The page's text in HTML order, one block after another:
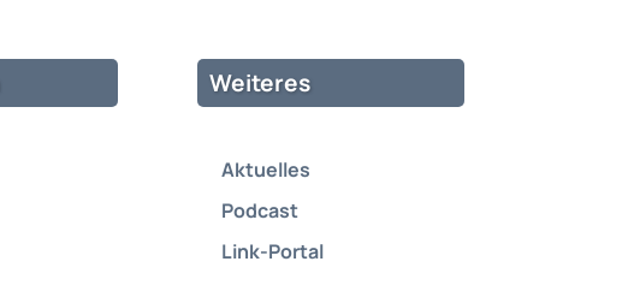
Weiteres
Aktuelles
Podcast
Link-Portal